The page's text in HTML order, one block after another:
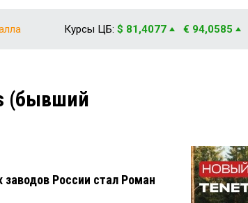
Курсы ЦБ: $ 81,4077 € 94,0585
(бывший
России стал Роман